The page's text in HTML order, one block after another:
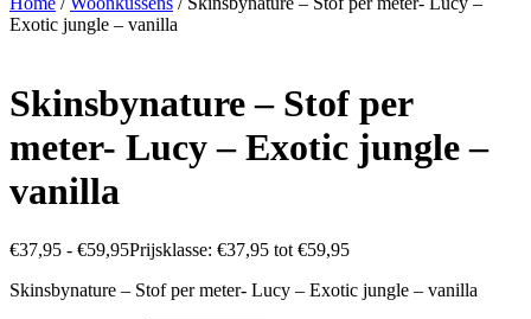
Exotic jungle – vanilla
Skinsbynature – Stof per
meter- Lucy – Exotic jungle –
vanilla
€37,95 - €59,95Prijsklasse: €37,95 tot €59,95
Skinsbynature – Stof per meter- Lucy – Exotic jungle – vanilla